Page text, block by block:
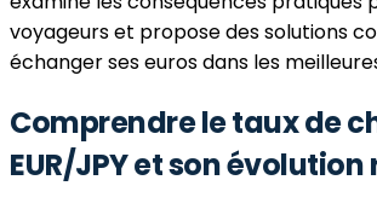
voyageurs et propose des solutions
échanger ses euros dans les
Comprendre le taux de
EUR/JPY et son